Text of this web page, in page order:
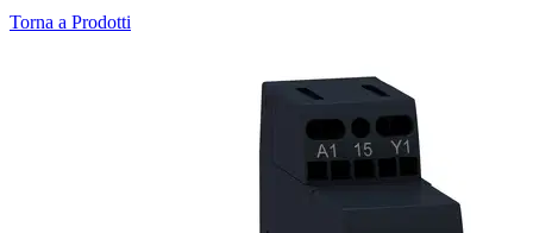
Torna a Prodotti